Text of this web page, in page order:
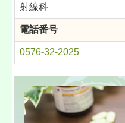
射線科
電話番号
0576-32-2025